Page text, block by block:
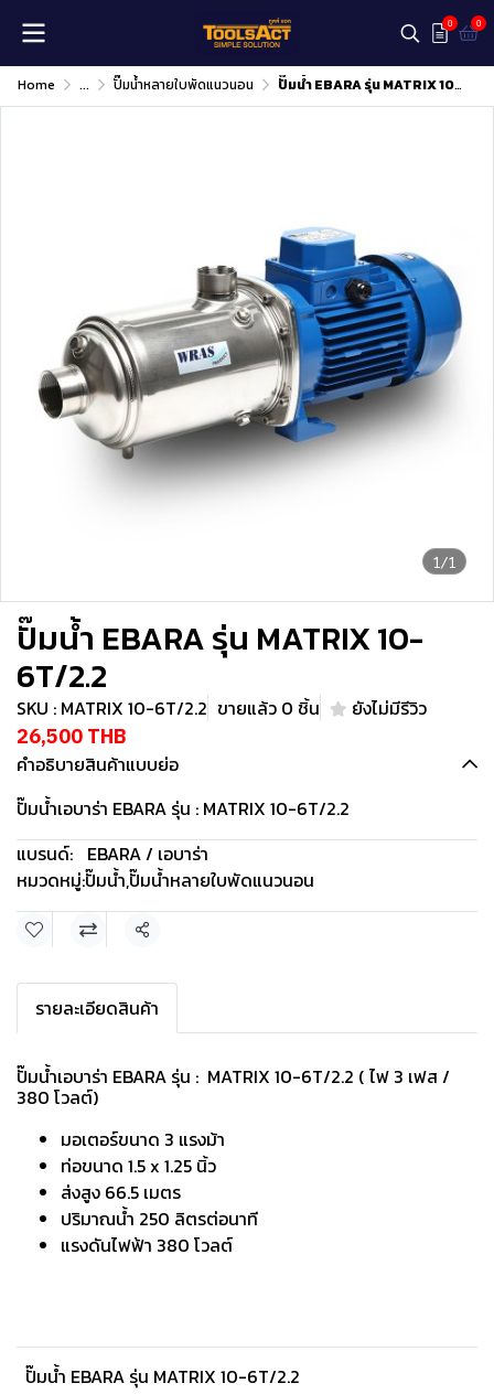
0 0
Home ... ปั๊มน้ำหลายใบพัดแนวนอน ปั๊มน้ำ EBARA รุ่น MATRIX 10-6T/2.2
1/1
ปั๊มน้ำ EBARA รุ่น MATRIX 10-
6T/2.2
SKU : MATRIX 10-6T/2.2 ขายแล้ว 0 ชิ้น ยังไม่มีรีวิว
26,500 THB
คำอธิบายสินค้าแบบย่อ
ปั๊มน้ำเอบาร่า EBARA รุ่น : MATRIX 10-6T/2.2
แบรนด์: EBARA / เอบาร่า
หมวดหมู่:ปั๊มน้ำ,ปั๊มน้ำหลายใบพัดแนวนอน
แชร์
รายละเอียดสินค้า
ปั๊มน้ำเอบาร่า EBARA รุ่น : MATRIX 10-6T/2.2 ( ไฟ 3 เฟส /
380 โวลต์)
มอเตอร์ขนาด 3 แรงม้า
ท่อขนาด 1.5 x 1.25 นิ้ว
ส่งสูง 66.5 เมตร
ปริมาณนํ้า 250 ลิตรต่อนาที
แรงดันไฟฟ้า 380 โวลต์
ปั๊มน้ำ EBARA รุ่น MATRIX 10-6T/2.2